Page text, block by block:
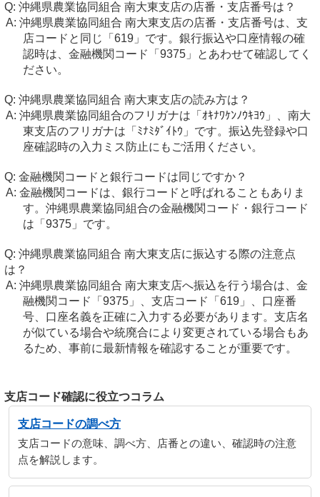
沖縄県農業協同組合 南大東支店の店番・支店番号は？
沖縄県農業協同組合 南大東支店の店番・支店番号は、支
店コードと同じ「619」です。銀行振込や口座情報の確
認時は、金融機関コード「9375」とあわせて確認してく
ださい。
沖縄県農業協同組合 南大東支店の読み方は？
沖縄県農業協同組合のフリガナは「ｵｷﾅﾜｹﾝﾉｳｷﾖｳ」、南大
東支店のフリガナは「ﾐﾅﾐﾀﾞｲﾄｳ」です。振込先登録や口
座確認時の入力ミス防止にもご活用ください。
金融機関コードと銀行コードは同じですか？
金融機関コードは、銀行コードと呼ばれることもありま
す。沖縄県農業協同組合の金融機関コード・銀行コード
は「9375」です。
沖縄県農業協同組合 南大東支店に振込する際の注意点
は？
沖縄県農業協同組合 南大東支店へ振込を行う場合は、金
融機関コード「9375」、支店コード「619」、口座番
号、口座名義を正確に入力する必要があります。支店名
が似ている場合や統廃合により変更されている場合もあ
るため、事前に最新情報を確認することが重要です。
支店コード確認に役立つコラム
支店コードの調べ方
支店コードの意味、調べ方、店番との違い、確認時の注意
点を解説します。